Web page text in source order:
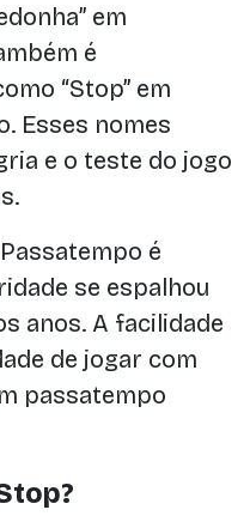
em
é
“Stop” em
Esses nomes
e o teste do jogo
é
se espalhou
anos. A facilidade
de jogar com
passatempo